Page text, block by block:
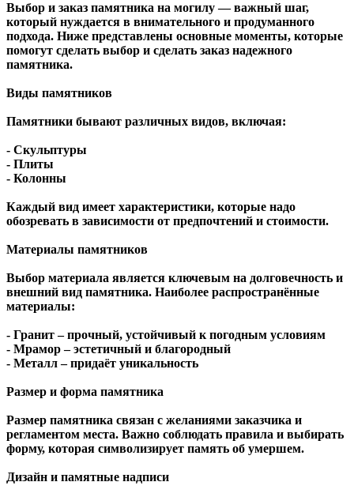
Выбор и заказ памятника на могилу — важный шаг,
который нуждается в внимательного и продуманного
подхода. Ниже представлены основные моменты, которые
помогут сделать выбор и сделать заказ надежного
памятника.
Виды памятников
Памятники бывают различных видов, включая:
- Скульптуры
- Плиты
- Колонны
Каждый вид имеет характеристики, которые надо
обозревать в зависимости от предпочтений и стоимости.
Материалы памятников
Выбор материала является ключевым на долговечность и
внешний вид памятника. Наиболее распространённые
материалы:
- Гранит – прочный, устойчивый к погодным условиям
- Мрамор – эстетичный и благородный
- Металл – придаёт уникальность
Размер и форма памятника
Размер памятника связан с желаниями заказчика и
регламентом места. Важно соблюдать правила и выбирать
форму, которая символизирует память об умершем.
Дизайн и памятные надписи